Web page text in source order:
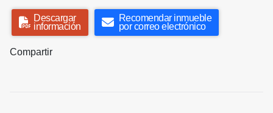
Descargar
información
Recomendar inmueble
por correo electrónico
Compartir